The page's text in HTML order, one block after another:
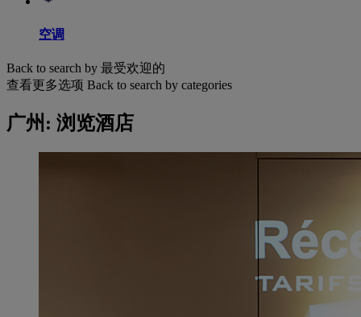
空调
Back to search by 最受欢迎的
查看更多选项 Back to search by categories
广州: 浏览酒店